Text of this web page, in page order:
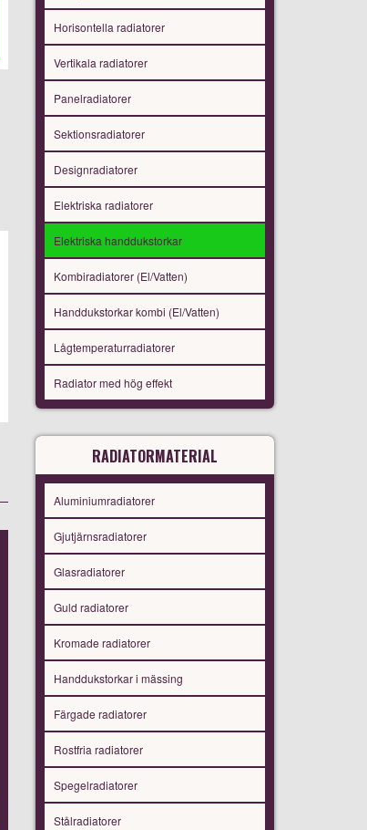
Horisontella radiatorer
Vertikala radiatorer
Panelradiatorer
Sektionsradiatorer
Designradiatorer
Elektriska radiatorer
Elektriska handdukstorkar
Kombiradiatorer (El/Vatten)
Handdukstorkar kombi (El/Vatten)
Lågtemperaturradiatorer
Radiator med hög effekt
RADIATORMATERIAL
Aluminiumradiatorer
Gjutjärnsradiatorer
Glasradiatorer
Guld radiatorer
Kromade radiatorer
Handdukstorkar i mässing
Färgade radiatorer
Rostfria radiatorer
Spegelradiatorer
Stålradiatorer